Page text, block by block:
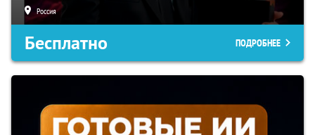
Россия
Бесплатно ПОДРОБНЕЕ